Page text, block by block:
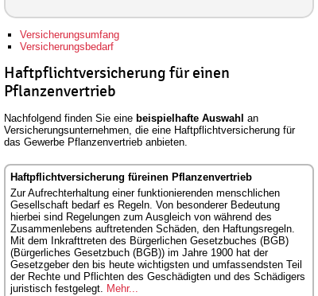
Versicherungsumfang
Versicherungsbedarf
Haftpflichtversicherung für einen
Pflanzenvertrieb
Nachfolgend finden Sie eine beispielhafte Auswahl an
Versicherungsunternehmen, die eine Haftpflichtversicherung für
das Gewerbe Pflanzenvertrieb anbieten.
Haftpflichtversicherung füreinen Pflanzenvertrieb
Zur Aufrechterhaltung einer funktionierenden menschlichen
Gesellschaft bedarf es Regeln. Von besonderer Bedeutung
hierbei sind Regelungen zum Ausgleich von während des
Zusammenlebens auftretenden Schäden, den Haftungsregeln.
Mit dem Inkrafttreten des Bürgerlichen Gesetzbuches (BGB)
(Bürgerliches Gesetzbuch (BGB)) im Jahre 1900 hat der
Gesetzgeber den bis heute wichtigsten und umfassendsten Teil
der Rechte und Pflichten des Geschädigten und des Schädigers
juristisch festgelegt. Mehr...